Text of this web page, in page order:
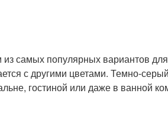
самых популярных вариантов
с другими цветами. Темно-
гостиной или даже в ванной